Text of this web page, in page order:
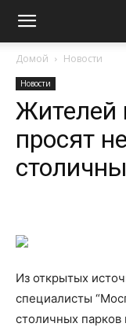
Домой Новости
Новости
Жителей
просят
Из открытых
специалисты
столичных